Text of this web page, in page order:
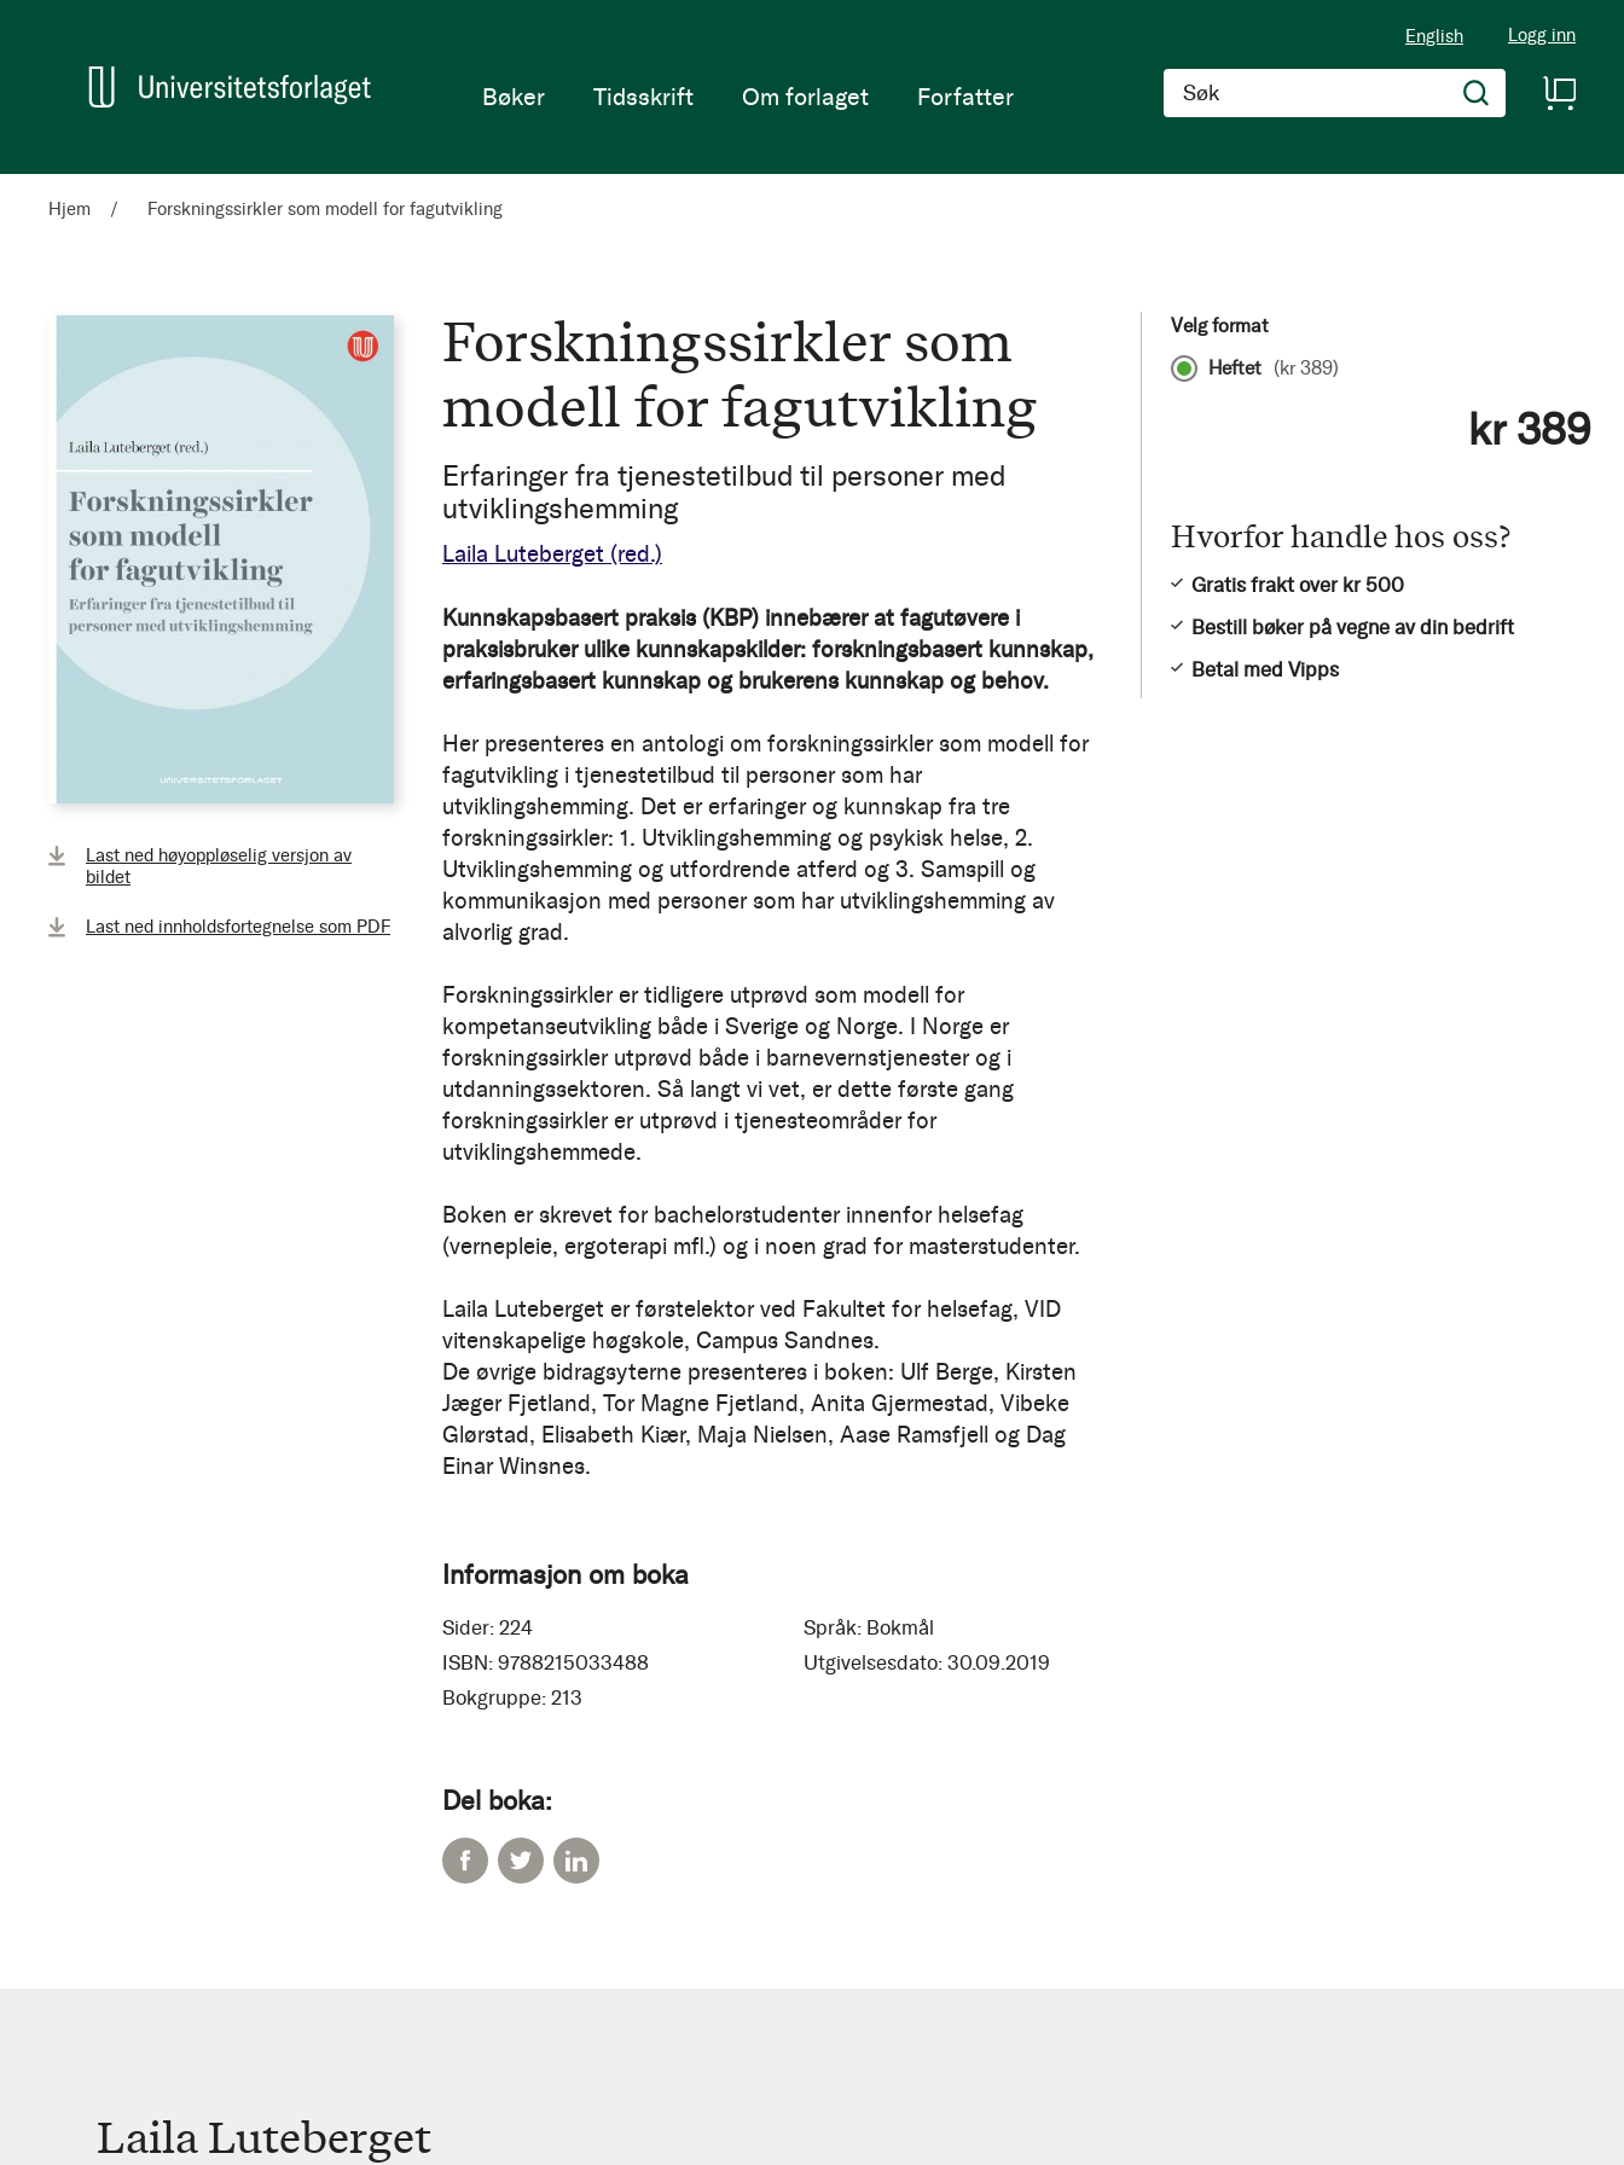
English Logg inn
Søk
Hjem
Bøker Tidsskrift Om forlaget Forfatter
Hjem Forskningssirkler som modell for fagutvikling
Last ned høyoppløselig versjon av
bildet
Last ned innholdsfortegnelse som PDF
Forskningssirkler som
modell for fagutvikling
Erfaringer fra tjenestetilbud til personer med
utviklingshemming
Laila Luteberget (red.)
Kunnskapsbasert praksis (KBP) innebærer at fagutøvere i
praksisbruker ulike kunnskapskilder: forskningsbasert kunnskap,
erfaringsbasert kunnskap og brukerens kunnskap og behov.
Her presenteres en antologi om forskningssirkler som modell for
fagutvikling i tjenestetilbud til personer som har
utviklingshemming. Det er erfaringer og kunnskap fra tre
forskningssirkler: 1. Utviklingshemming og psykisk helse, 2.
Utviklingshemming og utfordrende atferd og 3. Samspill og
kommunikasjon med personer som har utviklingshemming av
alvorlig grad.
Forskningssirkler er tidligere utprøvd som modell for
kompetanseutvikling både i Sverige og Norge. I Norge er
forskningssirkler utprøvd både i barnevernstjenester og i
utdanningssektoren. Så langt vi vet, er dette første gang
forskningssirkler er utprøvd i tjenesteområder for
utviklingshemmede.
Boken er skrevet for bachelorstudenter innenfor helsefag
(vernepleie, ergoterapi mfl.) og i noen grad for masterstudenter.
Laila Luteberget er førstelektor ved Fakultet for helsefag, VID
vitenskapelige høgskole, Campus Sandnes.
De øvrige bidragsyterne presenteres i boken: Ulf Berge, Kirsten
Jæger Fjetland, Tor Magne Fjetland, Anita Gjermestad, Vibeke
Glørstad, Elisabeth Kiær, Maja Nielsen, Aase Ramsfjell og Dag
Einar Winsnes.
Informasjon om boka
Sider: 224 Språk: Bokmål
ISBN: 9788215033488 Utgivelsesdato: 30.09.2019
Bokgruppe: 213
Del boka:
Velg format
Heftet (kr 389)
kr 389
Hvorfor handle hos oss?
Gratis frakt over kr 500
Bestill bøker på vegne av din bedrift
Betal med Vipps
Laila Luteberget